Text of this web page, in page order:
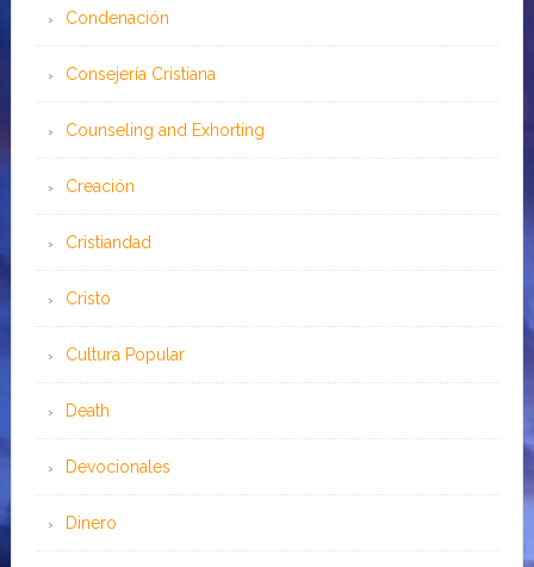
Condenación
Consejería Cristiana
Counseling and Exhorting
Creación
Cristiandad
Cristo
Cultura Popular
Death
Devocionales
Dinero